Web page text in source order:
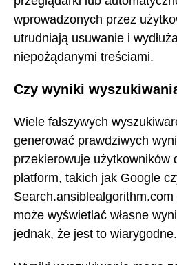
wprowadzonych przez
utrudniają usuwanie i
niepożądanymi treściami.
Czy wyniki
Wiele fałszywych
generować prawdziwych
przekierowuje użytkowników
platform, takich jak Google
Search.ansiblealgorithm.com
może wyświetlać własne
jednak, że jest to wiarygodne.